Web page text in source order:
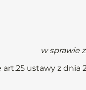
w sprawie
ustawy z dnia